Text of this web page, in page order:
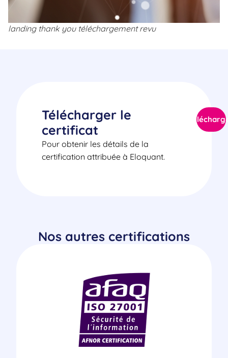
landing thank you téléchargement revu
Télécharger le
certificat
Pour obtenir les détails de la
certification attribuée à Eloquant.
Nos autres certifications